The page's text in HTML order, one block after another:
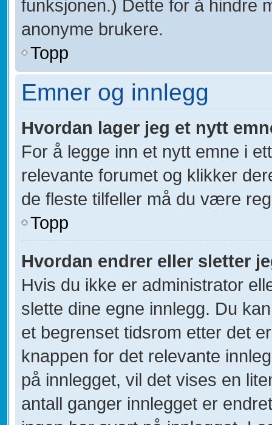
funksjonen.) Dette for å hindre
anonyme brukere.
Topp
Emner og innlegg
Hvordan lager jeg et nytt
For å legge inn et nytt emne i
relevante forumet og klikker
de fleste tilfeller må du være
Topp
Hvordan endrer eller sletter
Hvis du ikke er administrator
slette dine egne innlegg. Du
et begrenset tidsrom etter det
knappen for det relevante
på innlegget, vil det vises en
antall ganger innlegget er